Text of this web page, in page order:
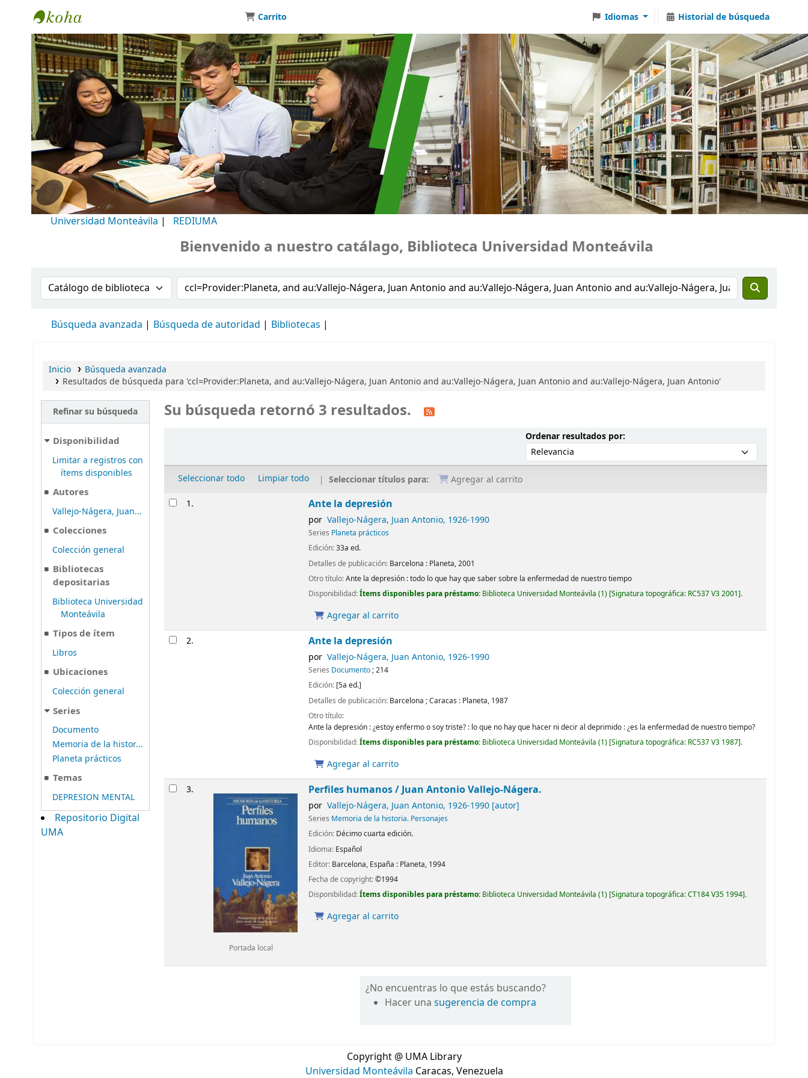
Biblioteca Universidad Monteávila
Carrito Idiomas Historial de búsqueda
Universidad Monteávila | REDIUMA
Bienvenido a nuestro catálago, Biblioteca Universidad Monteávila
Buscar en el catálogo por:Buscar en el catálogo
Búsqueda avanzada Búsqueda de autoridad Bibliotecas
Inicio
Búsqueda avanzada
Resultados de búsqueda para 'ccl=Provider:Planeta, and au:Vallejo-Nágera, Juan Antonio and au:Vallejo-Nágera, Juan Antonio and au:Vallejo-Nágera, Juan Antonio'
Refinar su búsqueda
Disponibilidad
Limitar a registros con
ítems disponibles
Autores
Vallejo-Nágera, Juan...
Colecciones
Colección general
Bibliotecas
depositarias
Biblioteca Universidad
Monteávila
Tipos de ítem
Libros
Ubicaciones
Colección general
Series
Documento
Memoria de la histor...
Planeta prácticos
Temas
DEPRESION MENTAL
Repositorio Digital
UMA
Su búsqueda retornó 3 resultados.
Ordenar resultados por:Ordenar por:
Seleccionar todo Limpiar todo Seleccionar títulos para: Agregar al carrito
Resultados
1. Ante la depresión
por Vallejo-Nágera, Juan Antonio, 1926-1990
Series Planeta prácticos
Edición:33a ed.
Detalles de publicación: Barcelona : Planeta,2001
Otro título:Ante la depresión : todo lo que hay que saber sobre la enfermedad de nuestro tiempo
Disponibilidad:Ítems disponibles para préstamo: Biblioteca Universidad Monteávila (1) Signatura topográfica: RC537 V3 2001 .
Agregar al carrito
2. Ante la depresión
por Vallejo-Nágera, Juan Antonio, 1926-1990
Series Documento; 214
Edición: [5a ed.]
Detalles de publicación: Barcelona ; Caracas : Planeta, 1987
Otro título:
Ante la depresión : ¿estoy enfermo o soy triste? : lo que no hay que hacer ni decir al deprimido : ¿es la enfermedad de nuestro tiempo?
Disponibilidad:Ítems disponibles para préstamo: Biblioteca Universidad Monteávila (1) Signatura topográfica: RC537 V3 1987 .
Agregar al carrito
3.
Portada local
Perfiles humanos /Juan Antonio Vallejo-Nágera.
por Vallejo-Nágera, Juan Antonio, 1926-1990[autor]
Series Memoria de la historia. Personajes
Edición: Décimo cuarta edición.
Idioma: Español
Editor: Barcelona, España : Planeta, 1994
Fecha de copyright:©1994
Disponibilidad:Ítems disponibles para préstamo: Biblioteca Universidad Monteávila (1) Signatura topográfica:CT184 V35 1994 .
Agregar al carrito
¿No encuentras lo que estás buscando?
Hacer unasugerencia de compra
Copyright @ UMA Library
Universidad Monteávila Caracas, Venezuela